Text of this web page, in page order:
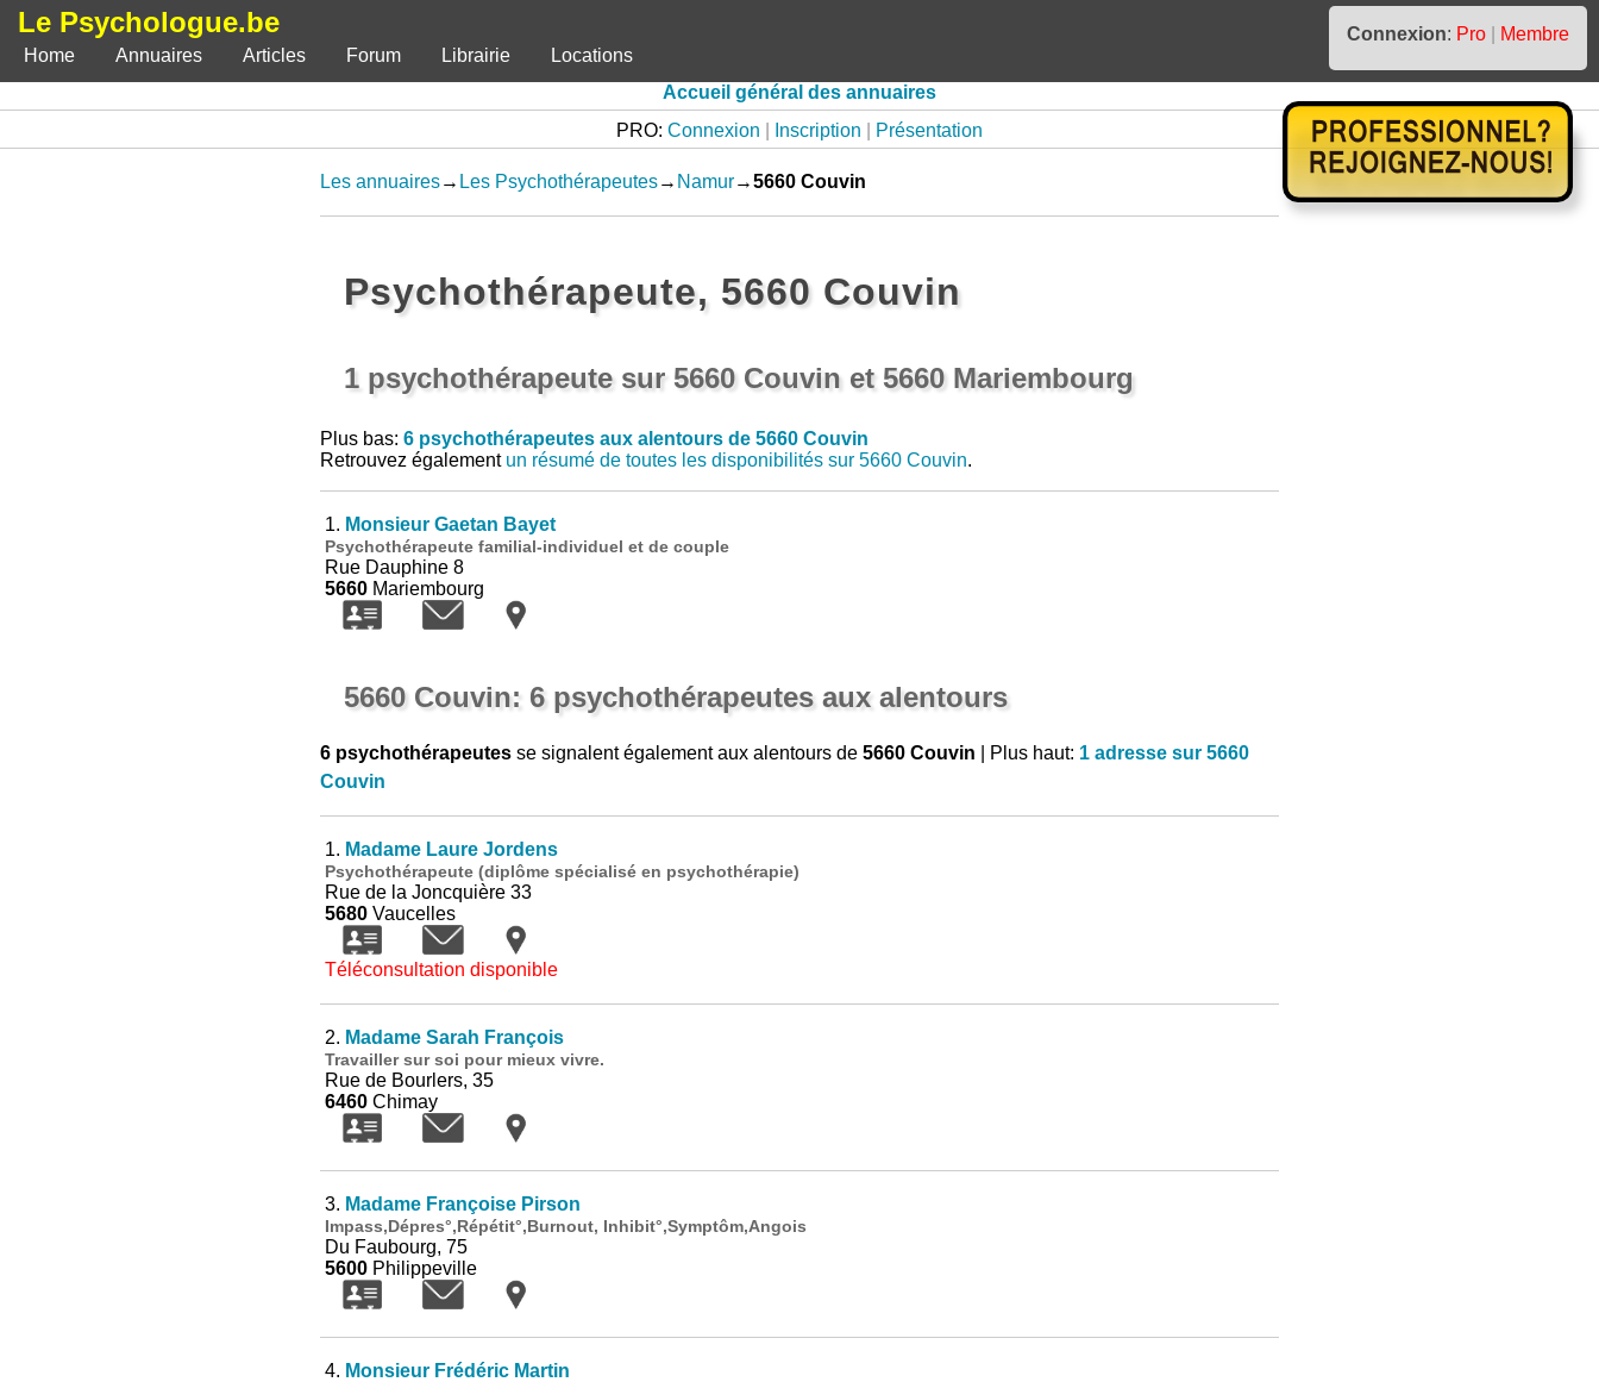
Le Psychologue.be Connexion: Pro
Membre
Home
Annuaires Articles Forum Librairie
Locations
Accueil général des annuaires
PRO: Connexion Inscription Présentation
Les annuaires→ Les Psychothérapeutes→ Namur→5660 Couvin
Psychothérapeute, 5660 Couvin
1 psychothérapeute sur 5660 Couvin et 5660 Mariembourg
Plus bas: 6 psychothérapeutes aux alentours de 5660 Couvin
Retrouvez également un résumé de toutes les disponibilités sur 5660 Couvin.
1. Monsieur Gaetan Bayet
Psychothérapeute familial-individuel et de couple
Rue Dauphine 8
5660Mariembourg
5660 Couvin: 6 psychothérapeutes aux alentours
6 psychothérapeutesse signalent également aux alentours de 5660 Couvin | Plus haut: 1 adresse sur 5660
Couvin
1. Madame Laure Jordens
Psychothérapeute (diplôme spécialisé en psychothérapie)
Rue de la Joncquière 33
5680Vaucelles
Téléconsultation disponible
2. Madame Sarah François
Travailler sur soi pour mieux vivre.
Rue de Bourlers, 35
6460Chimay
3. Madame Françoise Pirson
Impass,Dépres°,Répétit°,Burnout, Inhibit°,Symptôm,Angois
Du Faubourg, 75
5600Philippeville
4. Monsieur Frédéric Martin